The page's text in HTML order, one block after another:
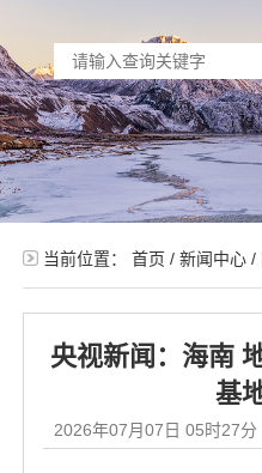
当前位置： 首页 / 新闻中心/
央视新闻：海南
基
2026年07月07日 05时27分